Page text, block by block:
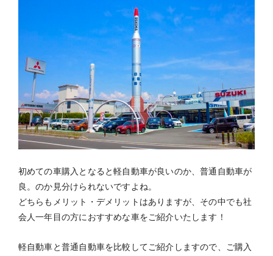
初めての車購入となると軽自動車が良いのか、普通自動車が
良。のか見分けられないですよね。
どちらもメリット・デメリットはありますが、その中でも社
会人一年目の方におすすめな車をご紹介いたします！
軽自動車と普通自動車を比較してご紹介しますので、ご購入